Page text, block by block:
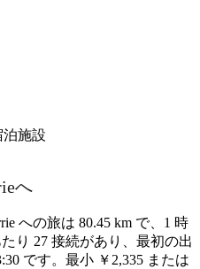
施設
へ
への旅は 80.45 km で、1 時
り 27 接続があり、最初の出
です。最小 ￥2,335 または